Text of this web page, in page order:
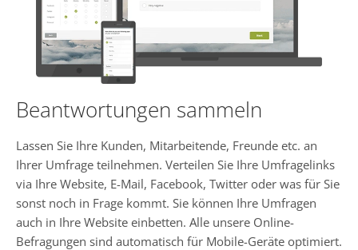
Beantwortungen sammeln
Lassen Sie Ihre Kunden, Mitarbeitende, Freunde etc. an
Ihrer Umfrage teilnehmen. Verteilen Sie Ihre Umfragelinks
via Ihre Website, E-Mail, Facebook, Twitter oder was für Sie
sonst noch in Frage kommt. Sie können Ihre Umfragen
auch in Ihre Website einbetten. Alle unsere Online-
Befragungen sind automatisch für Mobile-Geräte optimiert.